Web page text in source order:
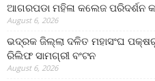
ଆଗରପଡା ମହିଳା କଲେଜ ପରିଦର୍ଶନ
August 6, 2026
ଭଦ୍ରକ ଜିଲ୍ଲା ଦଳିତ ମହାସଂଘ
ରିଲିଫ ସାମଗ୍ରୀ ବଂଟନ
August 6, 2026